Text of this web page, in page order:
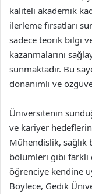
kaliteli akademik
ilerleme fırsatları
sadece teorik bilgi
kazanmalarını
sunmaktadır. Bu
donanımlı ve
Üniversitenin
ve kariyer
Mühendislik,
bölümleri gibi farklı
öğrenciye kendine
Böylece, Gedik